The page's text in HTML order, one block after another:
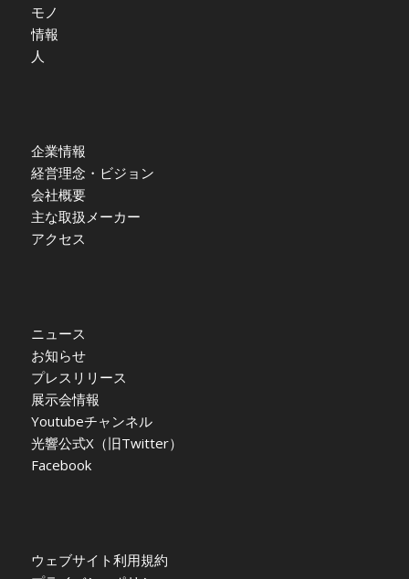
モノ
情報
人
企業情報
経営理念・ビジョン
会社概要
主な取扱メーカー
アクセス
ニュース
お知らせ
プレスリリース
展示会情報
Youtubeチャンネル
光響公式X（旧Twitter）
Facebook
ウェブサイト利用規約